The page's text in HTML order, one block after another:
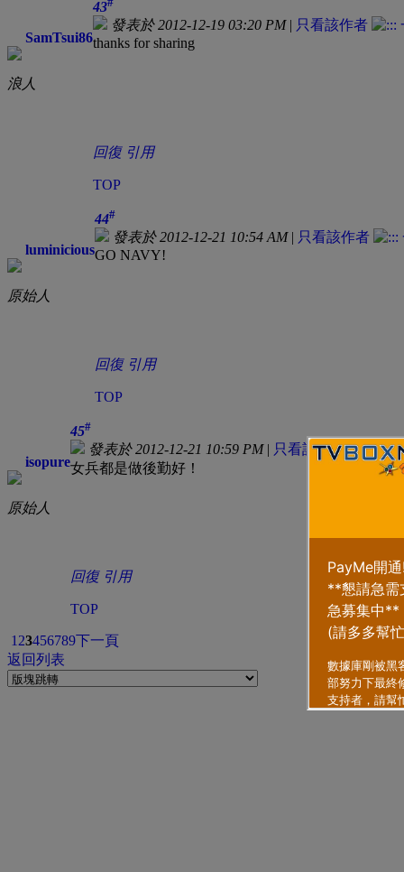
SamTsui86
浪人
43
發表於 2012-12-19 03:20 PM| 只看該作者
thanks for sharing
回復 引用
TOP
luminicious
原始人
44#
發表於 2012-12-21 10:54 AM| 只看該作者
GO NAVY!
回復 引用
TOP
isopure
原始人
45#
發表於 2012-12-21 10:59 PM| 只看該作者
女兵都是做後勤好！
回復 引用
TOP
1 23456789下一頁
返回列表